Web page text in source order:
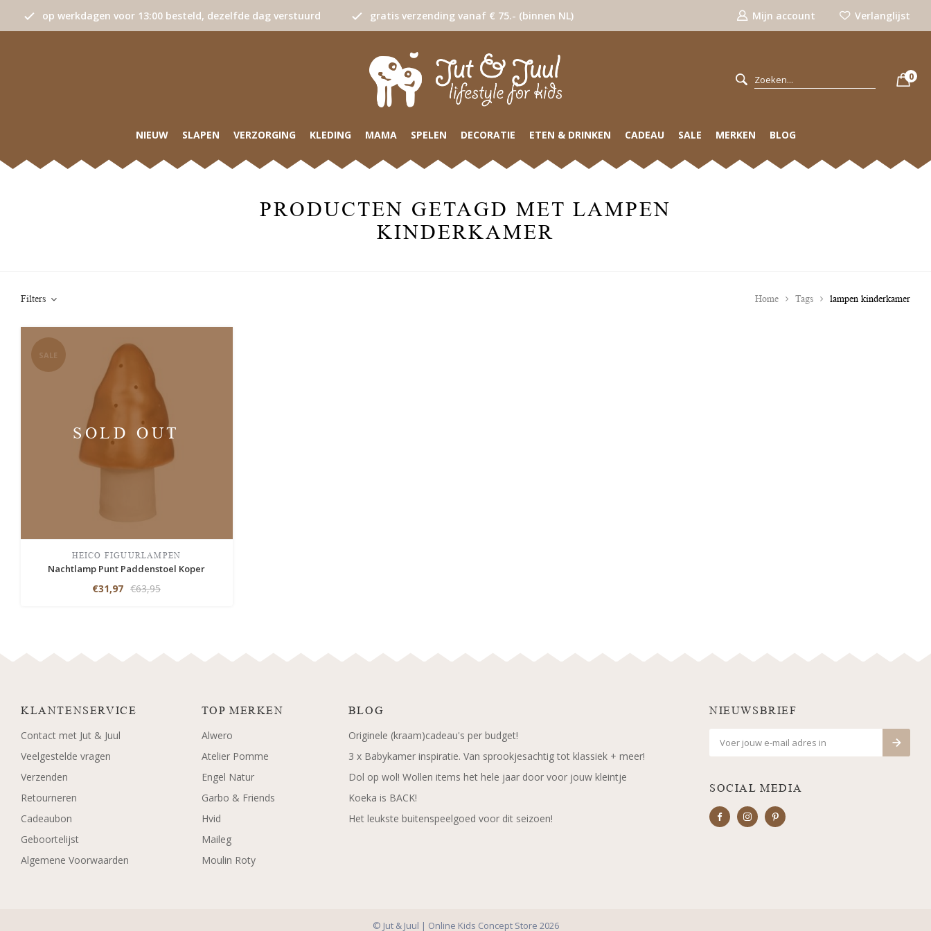
op werkdagen voor 13:00 besteld, dezelfde dag verstuurd gratis verzending vanaf € 75.- (binnen NL) Mijn account Verlanglijst
0
NIEUW SLAPEN VERZORGING KLEDING MAMA SPELEN DECORATIE ETEN & DRINKEN CADEAU SALE MERKEN BLOG
PRODUCTEN GETAGD MET LAMPEN
KINDERKAMER
Filters Home Tags lampen kinderkamer
SALE
SOLD OUT
HEICO FIGUURLAMPEN
Nachtlamp Punt Paddenstoel Koper
€31,97 €63,95
KLANTENSERVICE
Contact met Jut & Juul
Veelgestelde vragen
Verzenden
Retourneren
Cadeaubon
Geboortelijst
Algemene Voorwaarden
TOP MERKEN
Alwero
Atelier Pomme
Engel Natur
Garbo & Friends
Hvid
Maileg
Moulin Roty
BLOG
Originele (kraam)cadeau's per budget!
3 x Babykamer inspiratie. Van sprookjesachtig tot klassiek + meer!
Dol op wol! Wollen items het hele jaar door voor jouw kleintje
Koeka is BACK!
Het leukste buitenspeelgoed voor dit seizoen!
NIEUWSBRIEF
SOCIAL MEDIA
© Jut & Juul | Online Kids Concept Store 2026